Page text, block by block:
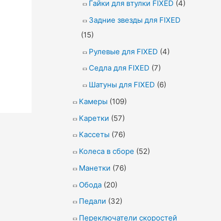
Гайки для втулки FIXED (4)
Задние звезды для FIXED
(15)
Рулевые для FIXED (4)
Седла для FIXED (7)
Шатуны для FIXED (6)
Камеры (109)
Каретки (57)
Кассеты (76)
Колеса в сборе (52)
Манетки (76)
Обода (20)
Педали (32)
Переключатели скоростей